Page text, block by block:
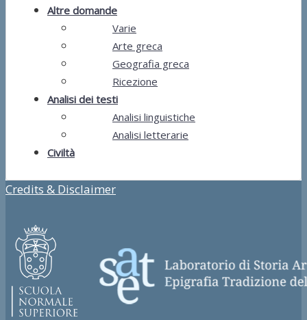
Altre domande
Varie
Arte greca
Geografia greca
Ricezione
Analisi dei testi
Analisi linguistiche
Analisi letterarie
Civiltà
Credits & Disclaimer